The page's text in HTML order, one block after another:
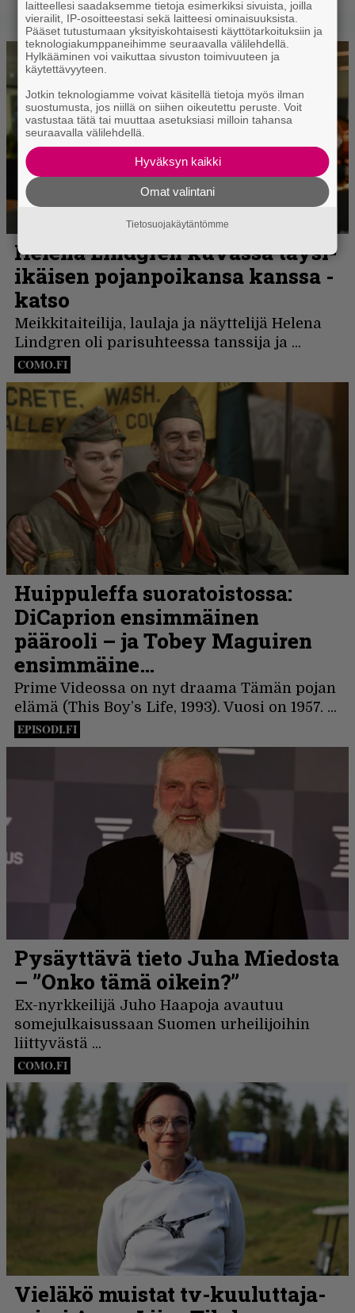
laitteellesi saadaksemme tietoja esimerkiksi sivuista, joilla
vierailit, IP-osoitteestasi sekä laitteesi ominaisuuksista.
Pääset tutustumaan yksityiskohtaisesti käyttötarkoituksiin ja
teknologiakumppaneihimme seuraavalla välilehdellä.
Hylkääminen voi vaikuttaa sivuston toimivuuteen ja
käytettävyyteen.
Jotkin teknologiamme voivat käsitellä tietoja myös ilman
suostumusta, jos niillä on siihen oikeutettu peruste. Voit
vastustaa tätä tai muuttaa asetuksiasi milloin tahansa
seuraavalla välilehdellä.
Hyväksyn kaikki
Omat valintani
Tietosuojakäytäntömme